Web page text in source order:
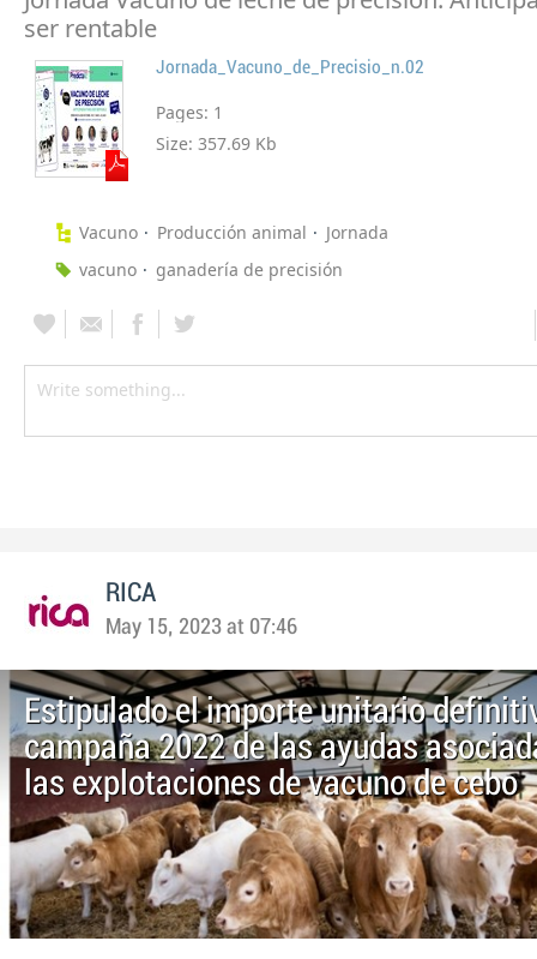
ser rentable
Jornada_Vacuno_de_Precisio_n.02
Pages: 1
Size: 357.69 Kb
Vacuno Producción animal
Jornada
vacuno
ganadería de precisión
RICA
May 15, 2023 at 07:46
Estipulado el importe unitario
campaña 2022 de las ayudas
las explotaciones de vacuno de cebo